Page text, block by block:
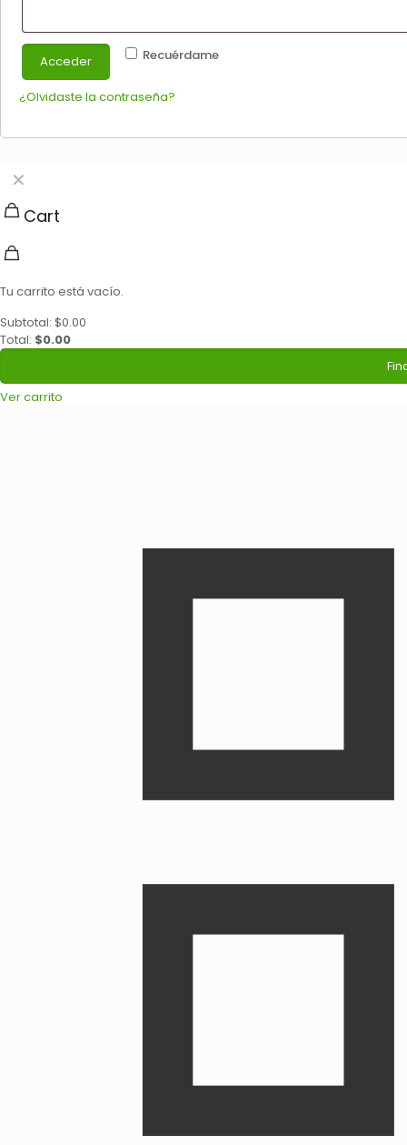
Recuérdame
Acceder
¿Olvidaste la contraseña?
✕
Cart
Tu carrito está vacío.
Subtotal: $0.00
Total: $0.00
Ver carrito